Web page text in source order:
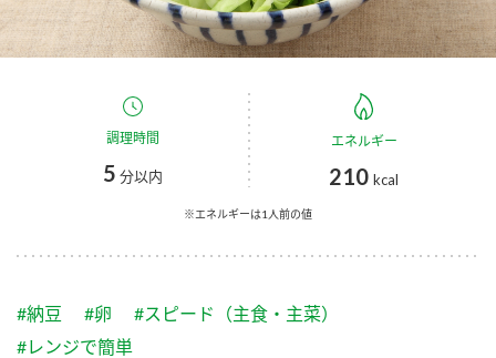
つゆ たれ
スープ 中華
ふりかけ おすしの素
くらしプラ酢
お酢ドリンク
つゆ
納豆のサイト
国内事業概要
企業理念
ミツカンの歴史
ミツカンを知る
環境への取り組み
お客様相談センター
調理時間
5 分以内
エネルギー
210 kcal
※エネルギーは1人前の値
#納豆 #卵
#スピード（主食・主菜）
#レンジで簡単